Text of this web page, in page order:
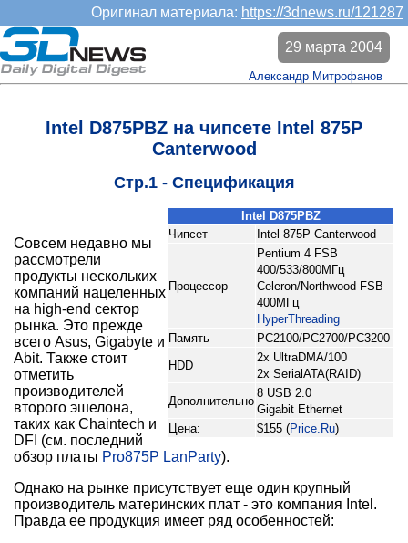
Оригинал материала: https://3dnews.ru/121287
Intel D875PBZ на чипсете Intel 875P
Canterwood
29 марта 2004
Александр Митрофанов
Стр.1 - Спецификация
Intel D875PBZ
Чипсет
Intel 875P Canterwood
Процессор
Pentium 4 FSB
400/533/800МГц
Celeron/Northwood FSB
400МГц
HyperThreading
Память
PC2100/PC2700/PC3200
HDD
2x UltraDMA/100
2x SerialATA(RAID)
Дополнительно
8 USB 2.0
Gigabit Ethernet
Цена:
$155 (Price.Ru)
Совсем недавно мы
рассмотрели
продукты нескольких
компаний нацеленных
на high-end сектор
рынка. Это прежде
всего Asus, Gigabyte и
Abit. Также стоит
отметить
производителей
второго эшелона,
таких как Chaintech и
DFI (см. последний
обзор платы Pro875P LanParty).
Однако на рынке присутствует еще один крупный
производитель материнских плат - это компания Intel.
Правда ее продукция имеет ряд особенностей: